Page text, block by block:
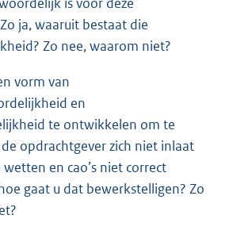
ja, waaruit bestaat die
Zo nee, waarom niet?
vorm van
en
te ontwikkelen om te
opdrachtgever zich niet inlaat
en cao’s niet correct
gaat u dat bewerkstelligen? Zo